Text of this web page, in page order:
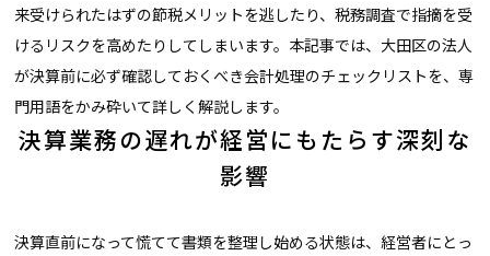
来受けられたはずの節税メリットを逃したり、税務調査で指摘を受
けるリスクを高めたりしてしまいます。本記事では、大田区の法人
が決算前に必ず確認しておくべき会計処理のチェックリストを、専
門用語をかみ砕いて詳しく解説します。
決算業務の遅れが経営にもたらす深刻な
影響
決算直前になって慌てて書類を整理し始める状態は、経営者にとっ